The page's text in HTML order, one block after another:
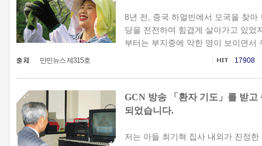
8년 전, 중국 하얼빈에서 모국을 찾
당을 전전하며 힘겹게 살아가고 있었
부터는 부지중에 악한 영이 보이면서
만민뉴스 제315호 17908
GCN 방송 「환자 기도」를 받
되었습니다.
저는 아들 최기혁 집사 내외가 진정